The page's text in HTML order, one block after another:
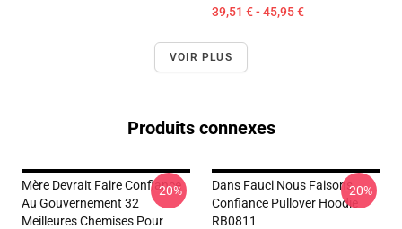
39,51 € - 45,95 €
VOIR PLUS
Produits connexes
Mère Devrait Faire Confiance
Au Gouvernement 32
Meilleures Chemises Pour
-20%
Dans Fauci Nous Faisons
Confiance Pullover Hoodie
RB0811
-20%